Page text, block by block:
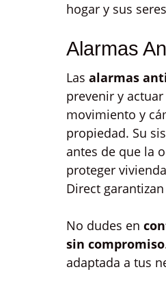
hogar y sus
Alarmas
Las alarmas
prevenir y
movimiento y
propiedad. Su
antes de que la
proteger
Direct
No dudes en
sin compromiso
adaptada a tus